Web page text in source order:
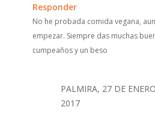
Responder
No he probada comida vegana,
empezar. Siempre das muchas
cumpeaños y un beso
PALMIRA, 27 DE
2017